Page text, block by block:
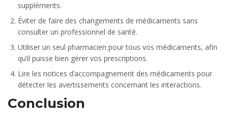
suppléments.
Éviter de faire des changements de médicaments sans
consulter un professionnel de santé.
Utiliser un seul pharmacien pour tous vos médicaments, afin
qu’il puisse bien gérer vos prescriptions.
Lire les notices d’accompagnement des médicaments pour
détecter les avertissements concernant les interactions.
Conclusion